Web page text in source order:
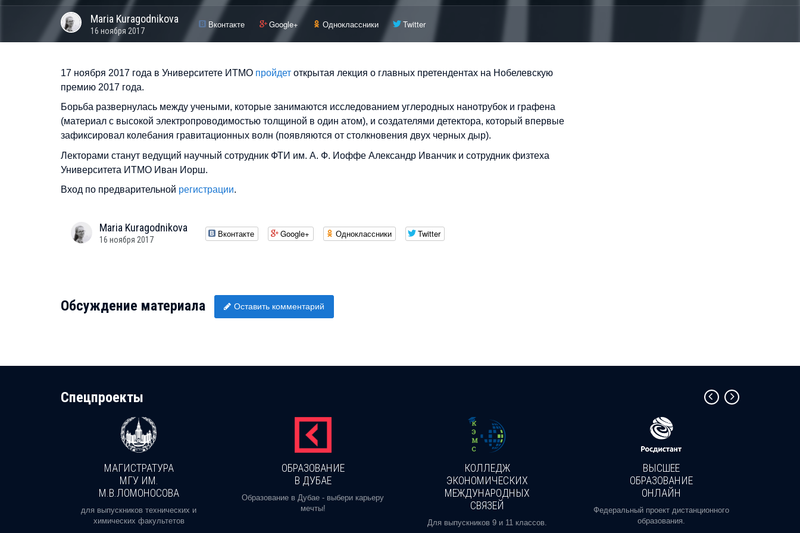
Maria Kuragodnikova
16 ноября 2017
Вконтакте Google+ Одноклассники Twitter
17 ноября 2017 года в Университете ИТМО пройдет открытая лекция о главных претендентах на Нобелевскую
премию 2017 года.
Борьба развернулась между учеными, которые занимаются исследованием углеродных нанотрубок и графена
(материал с высокой электропроводимостью толщиной в один атом), и создателями детектора, который впервые
зафиксировал колебания гравитационных волн (появляются от столкновения двух черных дыр).
Лекторами станут ведущий научный сотрудник ФТИ им. А. Ф. Иоффе Александр Иванчик и сотрудник физтеха
Университета ИТМО Иван Иорш.
Вход по предварительной регистрации.
Maria Kuragodnikova
16 ноября 2017
Вконтакте Google+ Одноклассники Twitter
Обсуждение материала Оставить комментарий
Cпецпроекты
МАГИСТРАТУРА
МГУ ИМ.
М.В.ЛОМОНОСОВА
для выпускников технических и
химических факультетов
ОБРАЗОВАНИЕ
В ДУБАЕ
Образование в Дубае - выбери карьеру
мечты!
КОЛЛЕДЖ
ЭКОНОМИЧЕСКИХ
МЕЖДУНАРОДНЫХ
СВЯЗЕЙ
Для выпускников 9 и 11 классов.
ВЫСШЕЕ
ОБРАЗОВАНИЕ
ОНЛАЙН
Федеральный проект дистанционного
образования.